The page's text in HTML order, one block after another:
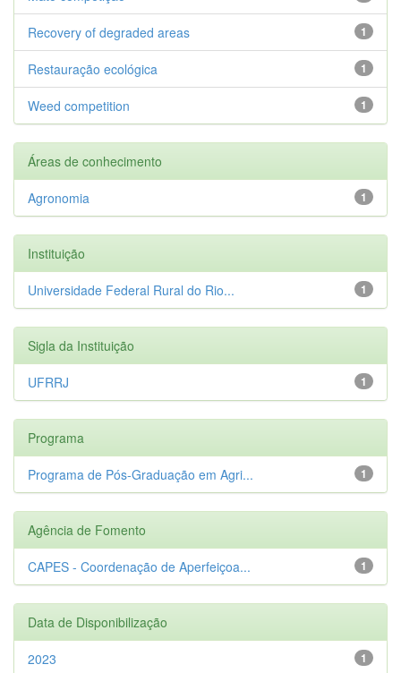
1
Recovery of degraded areas
1
Restauração ecológica
1
Weed competition
Áreas de conhecimento
1
Agronomia
Instituição
1
Universidade Federal Rural do Rio...
Sigla da Instituição
1
UFRRJ
Programa
1
Programa de Pós-Graduação em Agri...
Agência de Fomento
1
CAPES - Coordenação de Aperfeiçoa...
Data de Disponibilização
1
2023